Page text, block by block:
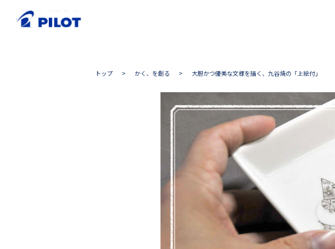
トップ > かく、を創る > 大胆かつ優美な文様を描く、九谷焼の「上絵付」